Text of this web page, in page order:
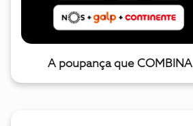
A poupança que COMBINA